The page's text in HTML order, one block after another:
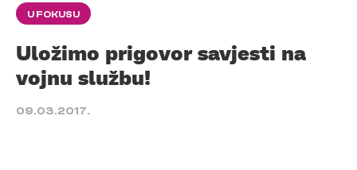
U FOKUSU
Uložimo prigovor savjesti na
vojnu službu!
09.03.2017.